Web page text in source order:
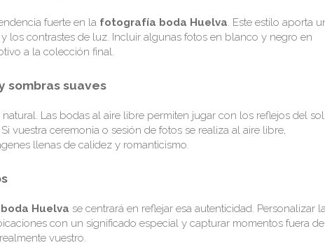
fuerte en la fotografía boda Huelva . Este estilo aporta
los contrastes de luz. Incluir algunas fotos en blanco y negro en
a la colección final.
sombras suaves
Las bodas al aire libre permiten jugar con los reflejos del sol,
vuestra ceremonia o sesión de fotos se realiza al aire libre,
llenas de calidez y romanticismo.
Huelva se centrará en reflejar esa autenticidad. Personalizar
con un significado especial y capturar momentos fuera
vuestro.